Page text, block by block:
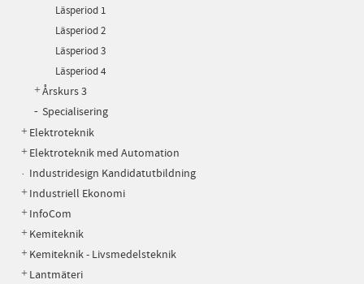
Läsperiod 1
Läsperiod 2
Läsperiod 3
Läsperiod 4
Årskurs 3
Specialisering
Elektroteknik
Elektroteknik med Automation
Industridesign Kandidatutbildning
Industriell Ekonomi
InfoCom
Kemiteknik
Kemiteknik - Livsmedelsteknik
Lantmäteri